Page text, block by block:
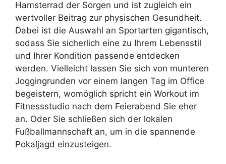
Hamsterrad der Sorgen und ist zugleich ein
wertvoller Beitrag zur physischen Gesundheit.
Dabei ist die Auswahl an Sportarten gigantisch,
sodass Sie sicherlich eine zu Ihrem Lebensstil
und Ihrer Kondition passende entdecken
werden. Vielleicht lassen Sie sich von munteren
Joggingrunden vor einem langen Tag im Office
begeistern, womöglich spricht ein Workout im
Fitnessstudio nach dem Feierabend Sie eher
an. Oder Sie schließen sich der lokalen
Fußballmannschaft an, um in die spannende
Pokaljagd einzusteigen.